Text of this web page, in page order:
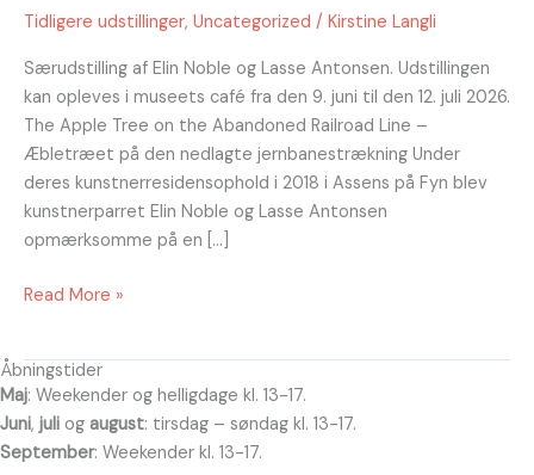
Tidligere udstillinger, Uncategorized / Kirstine Langli
Særudstilling af Elin Noble og Lasse Antonsen. Udstillingen
kan opleves i museets café fra den 9. juni til den 12. juli 2026.
The Apple Tree on the Abandoned Railroad Line –
Æbletræet på den nedlagte jernbanestrækning Under
deres kunstnerresidensophold i 2018 i Assens på Fyn blev
kunstnerparret Elin Noble og Lasse Antonsen
opmærksomme på en […]
Line,
Read More »
Åbningstider
Maj: Weekender og helligdage kl. 13-17.
Juni, juli og august: tirsdag – søndag kl. 13-17.
September: Weekender kl. 13-17.